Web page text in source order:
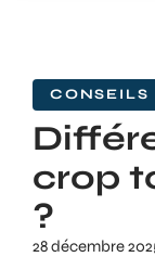
CONSEILS
crop
?
28 décembre